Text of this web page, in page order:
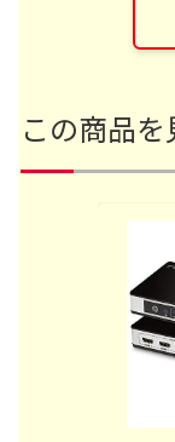
この商品